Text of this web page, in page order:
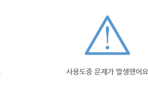
사용도중 문제가 발생했어요